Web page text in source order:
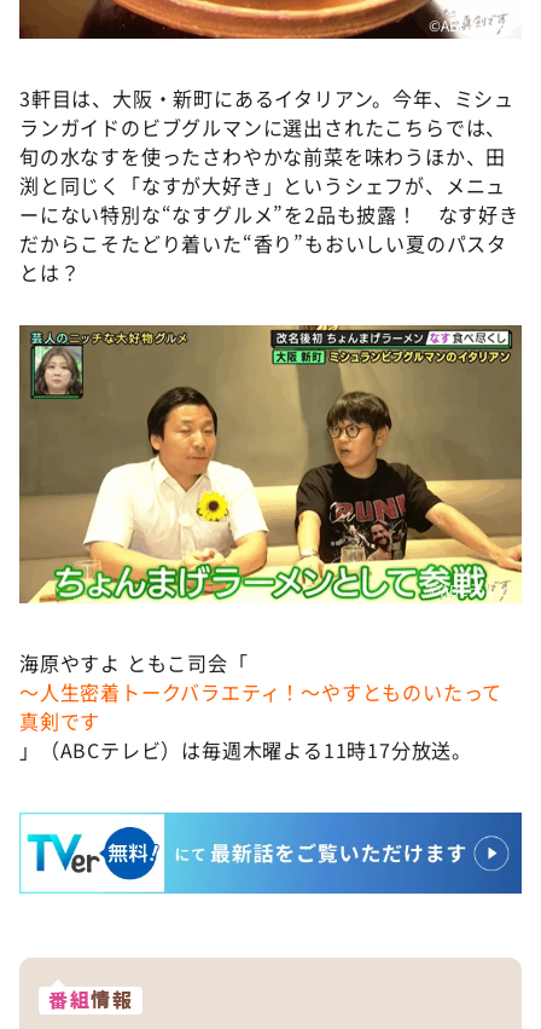
©️ABCテレビ
3軒目は、大阪・新町にあるイタリアン。今年、ミシュ
ランガイドのビブグルマンに選出されたこちらでは、
旬の水なすを使ったさわやかな前菜を味わうほか、田
渕と同じく「なすが大好き」というシェフが、メニュ
ーにない特別な“なすグルメ”を2品も披露！ なす好き
だからこそたどり着いた“香り”もおいしい夏のパスタ
とは？
©️ABCテレビ
海原やすよ ともこ司会「
～人生密着トークバラエティ！～やすとものいたって
真剣です
」（ABCテレビ）は毎週木曜よる11時17分放送。
番組情報